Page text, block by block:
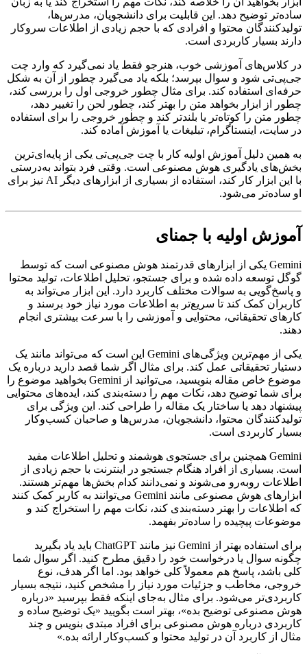
ساده‌تر توضیح دهد. این قابلیت برای دانشجویان، مدرس‌ها،
تولیدکنندگان محتوا و افرادی که با حجم زیادی از اطلاعات سروکار
دارند بسیار کاربردی است.
در کلاس‌های آموزشی خوب، هنرجو فقط یاد نمی‌گیرد که وارد چت
جی‌پی‌تی شود و سوال بپرسد؛ بلکه یاد می‌گیرد چطور از آن به شکل
حرفه‌ای استفاده کند. برای مثال چطور خروجی اول را بررسی کند،
چطور از ابزار بخواهد متن را بهتر کند، چطور لحن را تغییر دهد،
چطور متن را کوتاه‌تر یا بلندتر کند و چطور خروجی را برای استفاده
در سایت، اینستاگرام، تبلیغات یا آموزش آماده کند.
به همین دلیل آموزش اولیه کار با چت جی‌پی‌تی یکی از پایه‌ای‌ترین
بخش‌های یادگیری هوش مصنوعی است. وقتی فرد بتواند به‌درستی
با این ابزار کار کند، استفاده از بسیاری از ابزارهای دیگر AI نیز برای
او ساده‌تر می‌شود.
آموزش اولیه با جمنای
Gemini یکی از ابزارهای قدرتمند هوش مصنوعی است که توسط
گوگل توسعه داده شده و برای جستجو، تحلیل اطلاعات، تولید محتوا
و پاسخ‌گویی به سوالات مختلف کاربرد دارد. این ابزار می‌تواند به
کاربران کمک کند تا سریع‌تر به اطلاعات مورد نیاز خود برسند و
کارهای تحقیقاتی، محتوایی و آموزشی را با سرعت بیشتری انجام
دهند.
یکی از مهم‌ترین ویژگی‌های Gemini این است که می‌تواند مانند یک
دستیار تحقیقاتی عمل کند. برای مثال اگر شما قصد دارید درباره یک
موضوع خاص مقاله بنویسید، می‌توانید از Gemini بخواهید موضوع را
برای شما توضیح دهد، نکات مهم را دسته‌بندی کند، ایده‌های محتوایی
پیشنهاد دهد یا ساختار یک مقاله را طراحی کند. این ویژگی برای
تولیدکنندگان محتوا، دانشجویان، مدرس‌ها و صاحبان کسب‌وکار
بسیار کاربردی است.
Gemini همچنین برای جستجوی هوشمند و تحلیل اطلاعات مفید
است. بسیاری از افراد هنگام جستجو در اینترنت با حجم زیادی از
اطلاعات روبه‌رو می‌شوند و نمی‌دانند کدام بخش‌ها مهم‌تر هستند.
ابزارهای هوش مصنوعی مانند Gemini می‌توانند به کاربر کمک کنند
که اطلاعات را بهتر دسته‌بندی کند، نکات مهم را استخراج کند و
موضوعات پیچیده را ساده‌تر بفهمد.
برای استفاده بهتر از Gemini نیز مانند ChatGPT باید یاد بگیرید
چگونه سوال یا درخواست خود را دقیق مطرح کنید. اگر سوال شما
کلی باشد، پاسخ هم معمولاً کلی خواهد بود. اما اگر هدف، نوع
خروجی، مخاطب و جزئیات مورد نیاز را مشخص کنید، نتیجه بسیار
کاربردی‌تر می‌شود. برای مثال به‌جای اینکه فقط بپرسید «درباره
هوش مصنوعی توضیح بده»، بهتر است بگویید «یک توضیح ساده و
کاربردی درباره هوش مصنوعی برای افراد مبتدی بنویس و چند
مثال از کاربرد آن در تولید محتوا و کسب‌وکار ارائه بده.»